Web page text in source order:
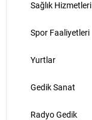
Sağlık Hizmetleri
Spor Faaliyetleri
Yurtlar
Gedik Sanat
Radyo Gedik